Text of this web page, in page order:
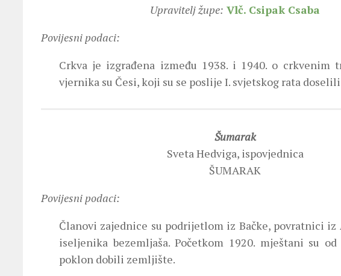
Upravitelj župe: Vlč. Csipak Csaba
Povijesni podaci:
Crkva je izgrađena između 1938. i 1940. o crkvenim
vjernika su Česi, koji su se poslije I. svjetskog rata doselili
Šumarak
Sveta Hedviga, ispovjednica
ŠUMARAK
Povijesni podaci:
Članovi zajednice su podrijetlom iz Bačke, povratnici
iseljenika bezemljaša. Početkom 1920. mještani su
poklon dobili zemljište.